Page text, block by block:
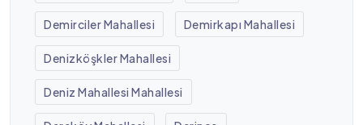
Demirciler Mahallesi Demirkapı Mahallesi
Denizköşkler Mahallesi
Deniz Mahallesi Mahallesi